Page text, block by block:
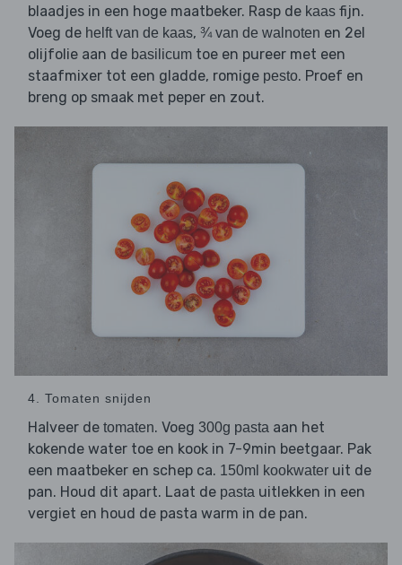
blaadjes in een hoge maatbeker. Rasp de kaas fijn.
Voeg de helft van de kaas, ¾ van de walnoten en 2el
olijfolie aan de basilicum toe en pureer met een
staafmixer tot een gladde, romige pesto. Proef en
breng op smaak met peper en zout.
4. Tomaten snijden
Halveer de tomaten. Voeg 300g pasta aan het
kokende water toe en kook in 7-9min beetgaar. Pak
een maatbeker en schep ca. 150ml kookwater uit de
pan. Houd dit apart. Laat de pasta uitlekken in een
vergiet en houd de pasta warm in de pan.